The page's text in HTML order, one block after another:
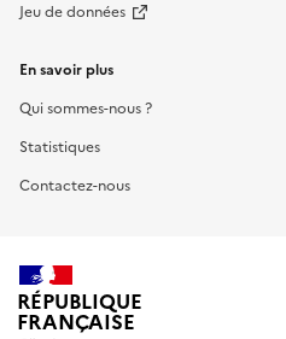
Jeu de données
En savoir plus
Qui sommes-nous ?
Statistiques
Contactez-nous
RÉPUBLIQUE
FRANÇAISE